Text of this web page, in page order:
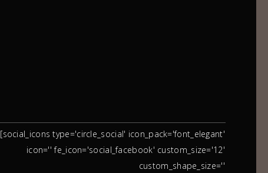
[social_icons type='circle_social' icon_pack='font_elegant'
icon='' fe_icon='social_facebook' custom_size='12'
custom_shape_size=''